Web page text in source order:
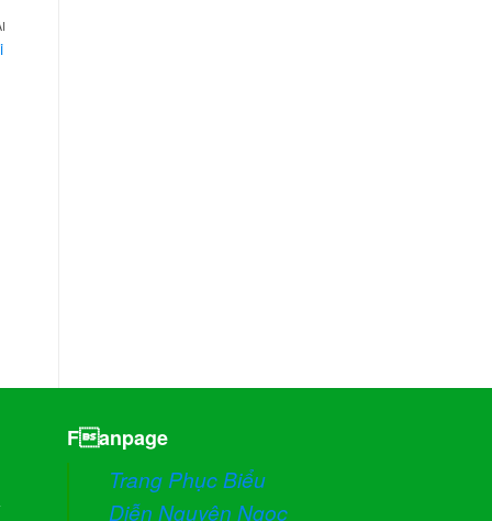
Fanpage
Trang Phục Biểu
Diễn Nguyên Ngọc